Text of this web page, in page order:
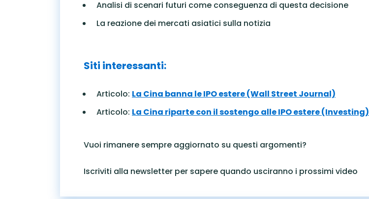
Analisi di scenari futuri come conseguenza di questa decisione
La reazione dei mercati asiatici sulla notizia
Siti interessanti:
Articolo: La Cina banna le IPO estere (Wall Street Journal)
Articolo: La Cina riparte con il sostengo alle IPO estere (Investing)
Vuoi rimanere sempre aggiornato su questi argomenti?
Iscriviti alla newsletter per sapere quando usciranno i prossimi video